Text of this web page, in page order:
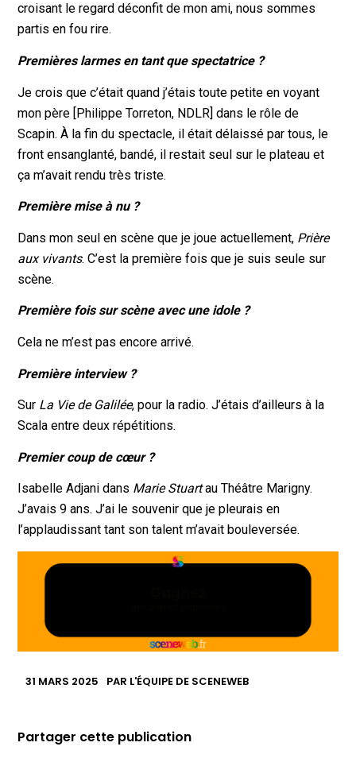
croisant le regard déconfit de mon ami, nous sommes
partis en fou rire.
Premières larmes en tant que spectatrice ?
Je crois que c’était quand j’étais toute petite en voyant
mon père [Philippe Torreton, NDLR] dans le rôle de
Scapin. À la fin du spectacle, il était délaissé par tous, le
front ensanglanté, bandé, il restait seul sur le plateau et
ça m’avait rendu très triste.
Première mise à nu ?
Dans mon seul en scène que je joue actuellement, Prière
aux vivants. C’est la première fois que je suis seule sur
scène.
Première fois sur scène avec une idole ?
Cela ne m’est pas encore arrivé.
Première interview ?
Sur La Vie de Galilée, pour la radio. J’étais d’ailleurs à la
Scala entre deux répétitions.
Premier coup de cœur ?
Isabelle Adjani dans Marie Stuartau Théâtre Marigny.
J’avais 9 ans. J’ai le souvenir que je pleurais en
l’applaudissant tant son talent m’avait bouleversée.
31 MARS 2025 PAR L'ÉQUIPE DE SCENEWEB
Partager cette publication